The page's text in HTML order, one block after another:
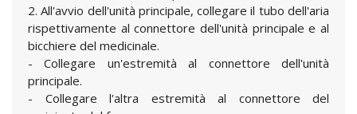
2. All'avvio dell'unità principale, collegare il tubo dell'aria
rispettivamente al connettore dell'unità principale e al
bicchiere del medicinale.
- Collegare un'estremità al connettore dell'unità
principale.
- Collegare l'altra estremità al connettore del